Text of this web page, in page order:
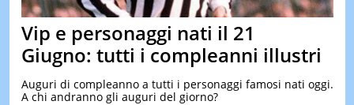
&
TEST
Vip e personaggi nati il 21
Giugno: tutti i compleanni illustri
Auguri di compleanno a tutti i personaggi famosi nati oggi.
A chi andranno gli auguri del giorno?